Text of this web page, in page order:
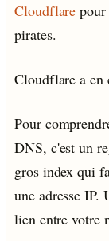
Cloudflare pour
pirates.
Cloudflare a en
Pour
DNS, c'est un
gros index qui
une adresse
lien entre votre